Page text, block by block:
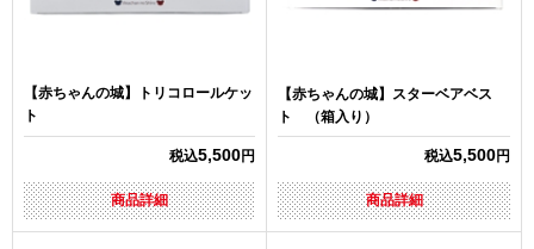
【赤ちゃんの城】トリコロールケッ
ト
税込5,500円
商品詳細
【赤ちゃんの城】スターベアベス
ト （箱入り）
税込5,500円
商品詳細